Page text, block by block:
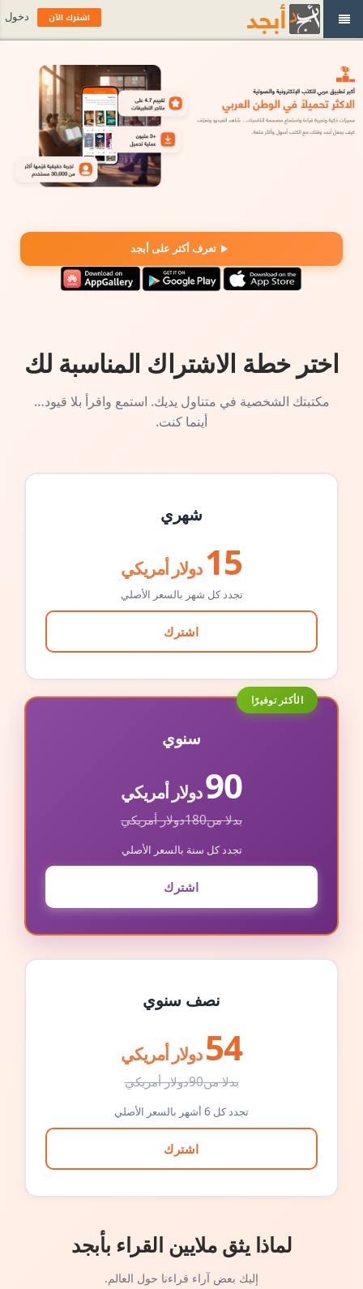
تعرف أكثر على أبجد
اختر خطة الاشتراك المناسبة لك
مكتبتك الشخصية في متناول يديك. استمع واقرأ بلا قيود…
أينما كنت.
شهري
15 دولار أمريكي
تجدد كل شهر بالسعر الأصلي
اشترك
الأكثر توفيرًا
سنوي
90دولار أمريكي
بدلا من180دولار أمريكي
تجدد كل سنة بالسعر الأصلي
اشترك
نصف سنوي
54 دولار أمريكي
بدلا من90دولار أمريكي
تجدد كل 6 أشهر بالسعر الأصلي
اشترك
لماذا يثق ملايين القراء بأبجد
إليك بعض آراء قراءنا حول العالم.
اشترك الآن دخول